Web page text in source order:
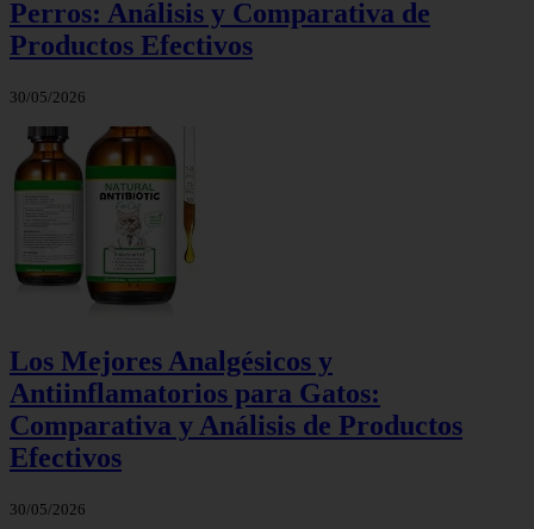
Perros: Análisis y Comparativa de
Productos Efectivos
30/05/2026
Los Mejores Analgésicos y
Antiinflamatorios para Gatos:
Comparativa y Análisis de Productos
Efectivos
30/05/2026